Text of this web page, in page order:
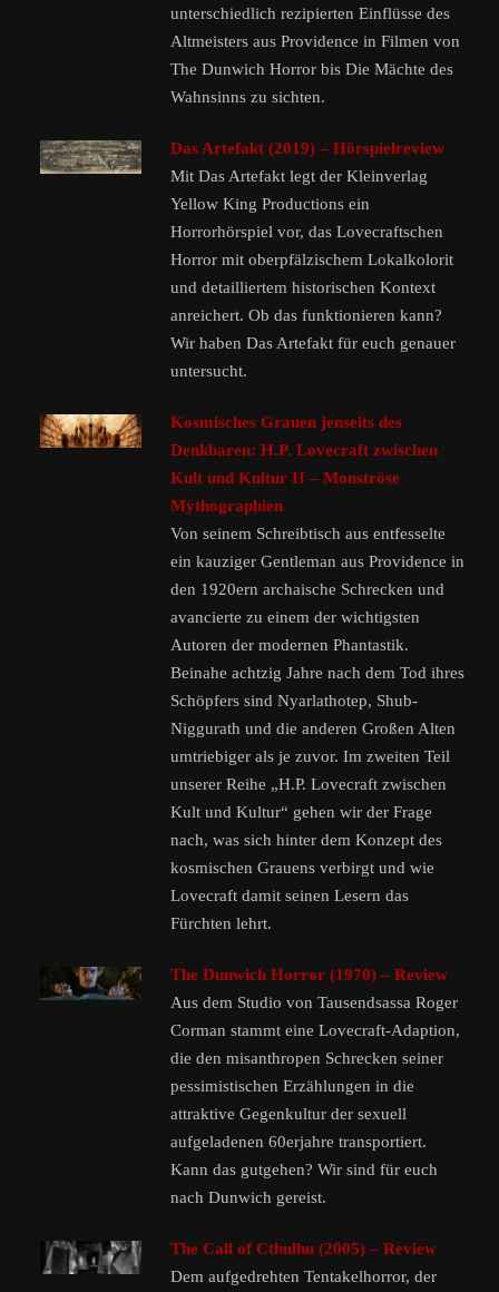
unterschiedlich rezipierten Einflüsse des
Altmeisters aus Providence in Filmen von
The Dunwich Horror bis Die Mächte des
Wahnsinns zu sichten.
Das Artefakt (2019) – Hörspielreview
Mit Das Artefakt legt der Kleinverlag
Yellow King Productions ein
Horrorhörspiel vor, das Lovecraftschen
Horror mit oberpfälzischem Lokalkolorit
und detailliertem historischen Kontext
anreichert. Ob das funktionieren kann?
Wir haben Das Artefakt für euch genauer
untersucht.
Kosmisches Grauen jenseits des
Denkbaren: H.P. Lovecraft zwischen
Kult und Kultur II – Monströse
Mythographien
Von seinem Schreibtisch aus entfesselte
ein kauziger Gentleman aus Providence in
den 1920ern archaische Schrecken und
avancierte zu einem der wichtigsten
Autoren der modernen Phantastik.
Beinahe achtzig Jahre nach dem Tod ihres
Schöpfers sind Nyarlathotep, Shub-
Niggurath und die anderen Großen Alten
umtriebiger als je zuvor. Im zweiten Teil
unserer Reihe „H.P. Lovecraft zwischen
Kult und Kultur“ gehen wir der Frage
nach, was sich hinter dem Konzept des
kosmischen Grauens verbirgt und wie
Lovecraft damit seinen Lesern das
Fürchten lehrt.
The Dunwich Horror (1970) – Review
Aus dem Studio von Tausendsassa Roger
Corman stammt eine Lovecraft-Adaption,
die den misanthropen Schrecken seiner
pessimistischen Erzählungen in die
attraktive Gegenkultur der sexuell
aufgeladenen 60erjahre transportiert.
Kann das gutgehen? Wir sind für euch
nach Dunwich gereist.
The Call of Cthulhu (2005) – Review
Dem aufgedrehten Tentakelhorror, der